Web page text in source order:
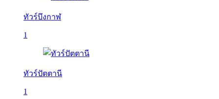
ทัวร์บึงกาฬ
1
ทัวร์ปัตตานี
1